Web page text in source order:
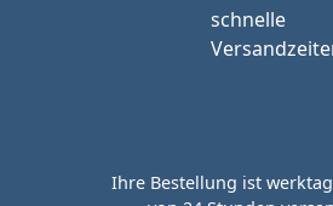
Ihre Bestellung ist